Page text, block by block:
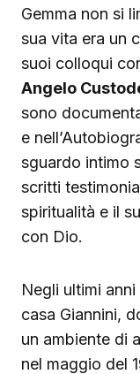
Gemma non si
sua vita era un
suoi colloqui
Angelo
sono
e
sguardo intimo
scritti
spiritualità e il
con Dio.
Negli ultimi
casa Giannini,
un ambiente di
nel maggio del